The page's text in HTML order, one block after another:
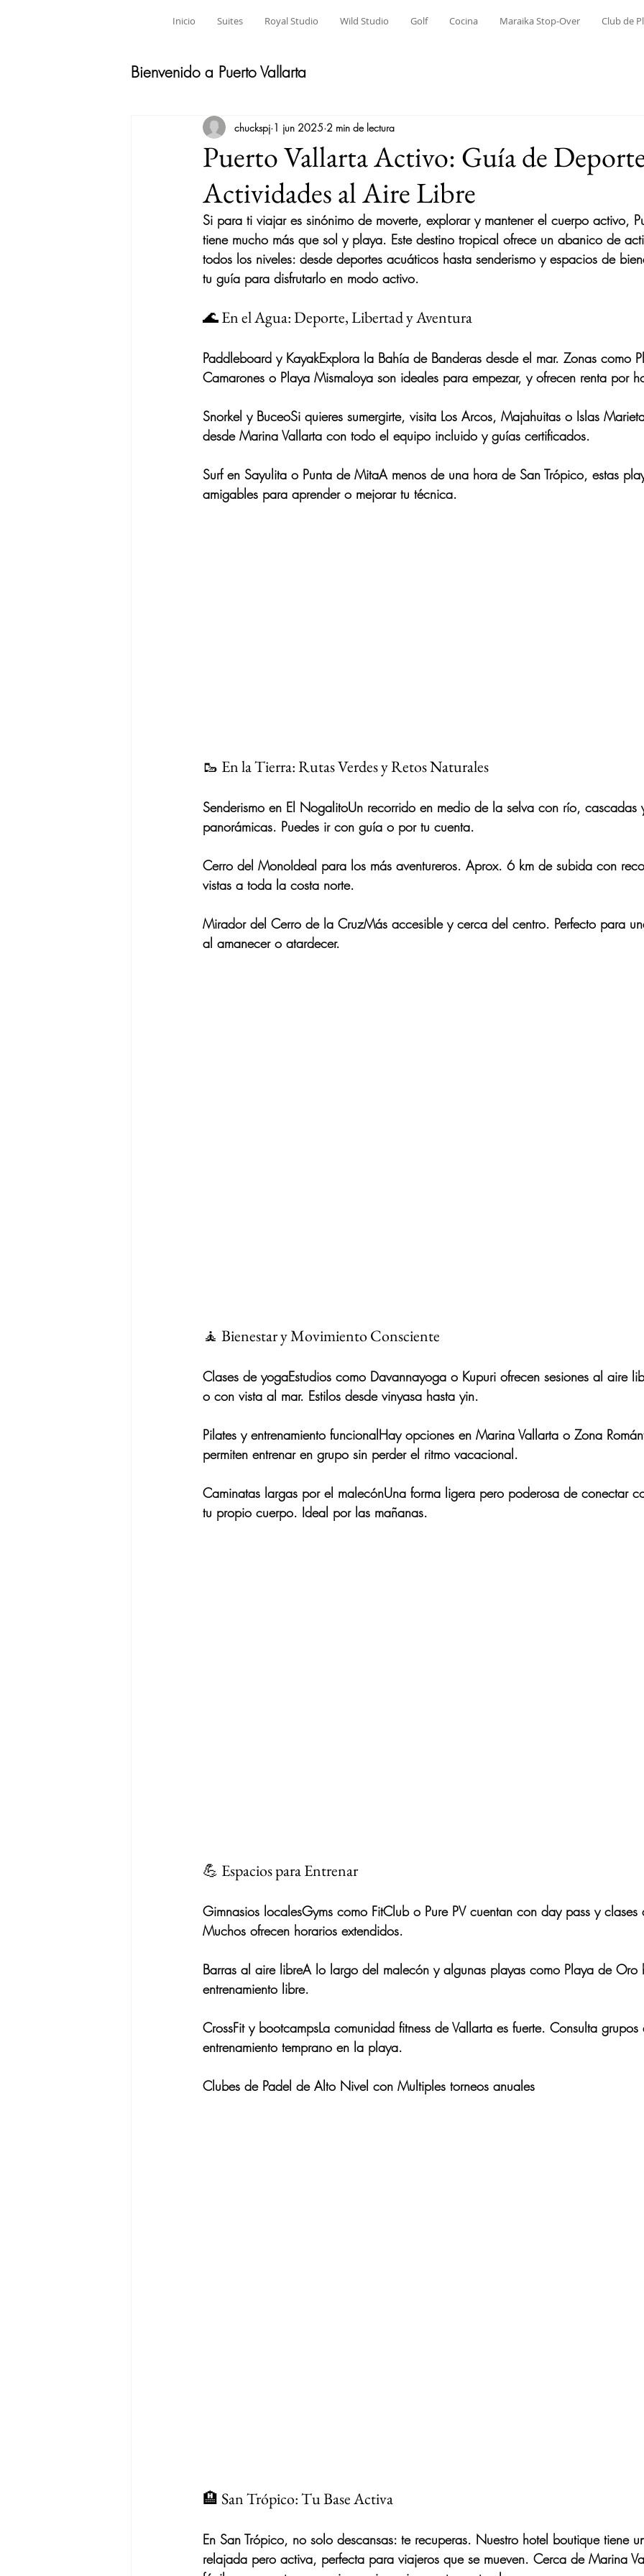
Inicio Suites Royal Studio Wild Studio Golf Cocina Maraika Stop-Over Club de
Bienvenido a Puerto Vallarta
Puerto Vallarta Activo: Guía de
Actividades al Aire Libre
chuckspj 1 jun 2025 2 min de lectura
Si para ti viajar es sinónimo de moverte, explorar y mantener el cuerpo activo,
tiene mucho más que sol y playa. Este destino tropical ofrece un abanico de
todos los niveles: desde deportes acuáticos hasta senderismo y espacios de
tu guía para disfrutarlo en modo activo.
🌊 En el Agua: Deporte, Libertad y Aventura
Paddleboard y KayakExplora la Bahía de Banderas desde el mar. Zonas como
Camarones o Playa Mismaloya son ideales para empezar, y ofrecen renta por
Snorkel y BuceoSi quieres sumergirte, visita Los Arcos, Majahuitas o Islas
desde Marina Vallarta con todo el equipo incluido y guías certificados.
Surf en Sayulita o Punta de MitaA menos de una hora de San Trópico, estas
amigables para aprender o mejorar tu técnica.
🥾 En la Tierra: Rutas Verdes y Retos Naturales
Senderismo en El NogalitoUn recorrido en medio de la selva con río, cascadas
panorámicas. Puedes ir con guía o por tu cuenta.
Cerro del MonoIdeal para los más aventureros. Aprox. 6 km de subida con
vistas a toda la costa norte.
Mirador del Cerro de la CruzMás accesible y cerca del centro. Perfecto para
al amanecer o atardecer.
🧘 Bienestar y Movimiento Consciente
Clases de yogaEstudios como Davannayoga o Kupuri ofrecen sesiones al aire
o con vista al mar. Estilos desde vinyasa hasta yin.
Pilates y entrenamiento funcional Hay opciones en Marina Vallarta o Zona
permiten entrenar en grupo sin perder el ritmo vacacional.
Caminatas largas por el malecónUna forma ligera pero poderosa de conectar
tu propio cuerpo. Ideal por las mañanas.
💪 Espacios para Entrenar
Gimnasios localesGyms como FitClub o Pure PV cuentan con day pass y clases
Muchos ofrecen horarios extendidos.
Barras al aire libreA lo largo del malecón y algunas playas como Playa de Oro
entrenamiento libre.
CrossFit y bootcampsLa comunidad fitness de Vallarta es fuerte. Consulta grupos
entrenamiento temprano en la playa.
Clubes de Padel de Alto Nivel con Multiples torneos anuales
🏨 San Trópico: Tu Base Activa
En San Trópico, no solo descansas: te recuperas. Nuestro hotel boutique tiene
relajada pero activa, perfecta para viajeros que se mueven. Cerca de Marina